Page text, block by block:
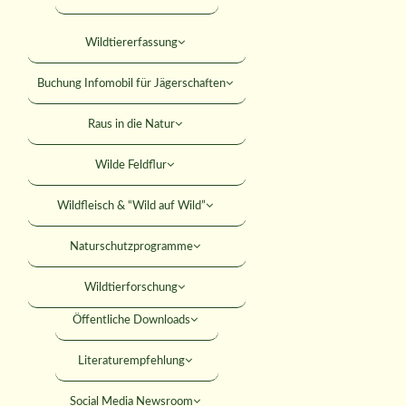
Falkner
Mitteilungsblatt
Versicherungen
Rabatte
Rechtshilfe
Umweltbildung
Förderungen
Seminare
Öffentliche Downloads
Literaturempfehlung
Social Media Newsroom
Wildtiererfassung
Buchung Infomobil für Jägerschaften
Raus in die Natur
Wilde Feldflur
Wildfleisch & “Wild auf Wild”
Naturschutzprogramme
Wildtierforschung
SUCHE
ANMELDEN
zum